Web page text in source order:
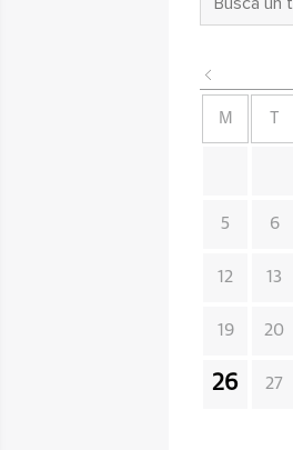
M
5 6
12 13
19 20
26 27